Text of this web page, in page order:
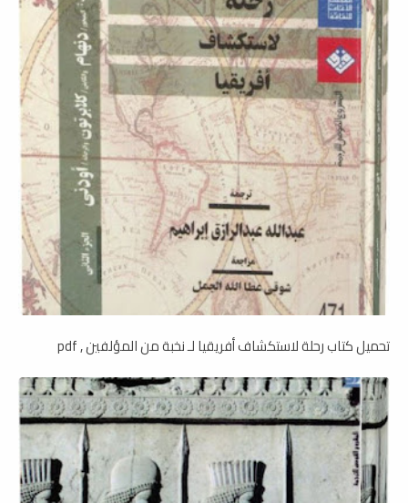
تحميل كتاب رحلة لاستكشاف أفريقيا لـ نخبة من المؤلفين , pdf